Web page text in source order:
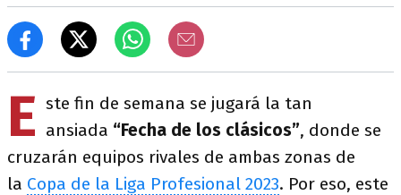
E ste fin de semana se jugará la tan
ansiada “Fecha de los clásicos”, donde se
cruzarán equipos rivales de ambas zonas de
la Copa de la Liga Profesional 2023. Por eso, este